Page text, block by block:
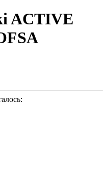
ACTIVE